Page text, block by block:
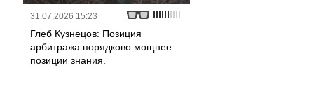
31.07.2026 15:23
Глеб Кузнецов: Позиция
арбитража порядково мощнее
позиции знания.